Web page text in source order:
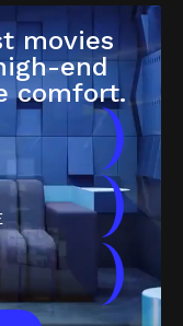
movies
end
comfort.
)
)
)